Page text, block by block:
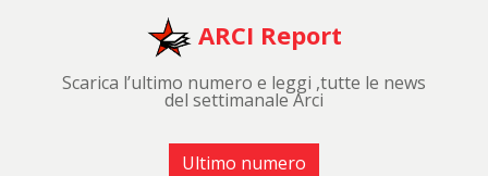
ARCI Report
Scarica l’ultimo numero e leggi ,tutte le news
del settimanale Arci
Ultimo numero